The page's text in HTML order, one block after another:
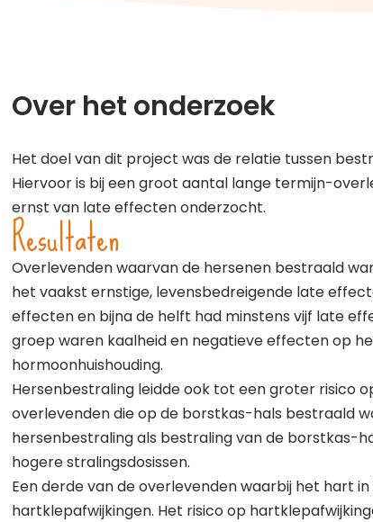
Over het onderzoek
Het doel van dit project was de relatie tussen
Hiervoor is bij een groot aantal lange termijn-
ernst van late effecten onderzocht.
Resultaten
Overlevenden waarvan de hersenen bestraald
het vaakst ernstige, levensbedreigende late
effecten en bijna de helft had minstens vijf late
groep waren kaalheid en negatieve effecten op
hormoonhuishouding.
Hersenbestraling leidde ook tot een groter risico
overlevenden die op de borstkas-hals bestraald
hersenbestraling als bestraling van de borstkas-
hogere stralingsdosissen.
Een derde van de overlevenden waarbij het hart
hartklepafwijkingen. Het risico op